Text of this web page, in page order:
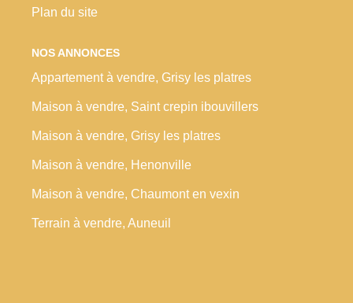
Plan du site
NOS ANNONCES
Appartement à vendre, Grisy les platres
Maison à vendre, Saint crepin ibouvillers
Maison à vendre, Grisy les platres
Maison à vendre, Henonville
Maison à vendre, Chaumont en vexin
Terrain à vendre, Auneuil